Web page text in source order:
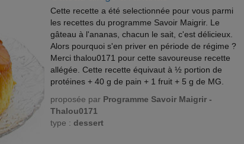
Cette recette a été selectionnée pour vous parmi
les recettes du programme Savoir Maigrir. Le
gâteau à l'ananas, chacun le sait, c'est délicieux.
Alors pourquoi s'en priver en période de régime ?
Merci thalou0171 pour cette savoureuse recette
allégée. Cette recette équivaut à ½ portion de
protéines + 40 g de pain + 1 fruit + 5 g de MG.
proposée par Programme Savoir Maigrir -
Thalou0171
type : dessert